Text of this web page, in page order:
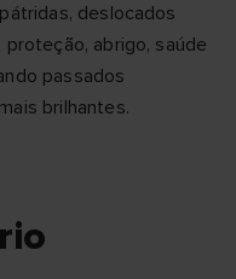
deslocados
abrigo, saúde
passados
brilhantes.